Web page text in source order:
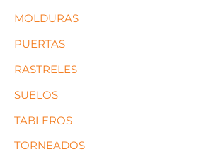
MOLDURAS
PUERTAS
RASTRELES
SUELOS
TABLEROS
TORNEADOS